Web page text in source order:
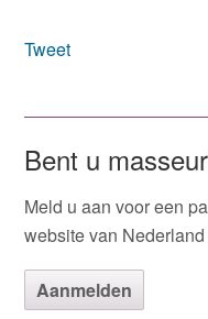
Tweet
Bent u
Meld u aan voor een
website van Nederland
Aanmelden